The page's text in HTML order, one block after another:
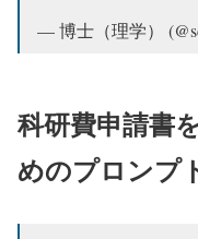
— 博士（理学）
科研費申請書
めのプロンプ